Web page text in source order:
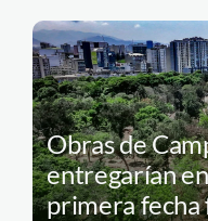
Obras de
entregarían
primera fecha